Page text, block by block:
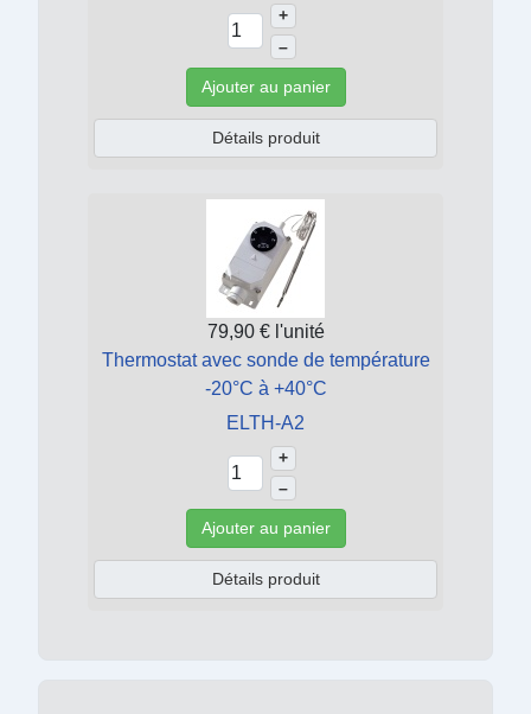
+
–
Ajouter au panier
Détails produit
79,90 € l'unité
Thermostat avec sonde de température
-20°C à +40°C
ELTH-A2
+
–
Ajouter au panier
Détails produit